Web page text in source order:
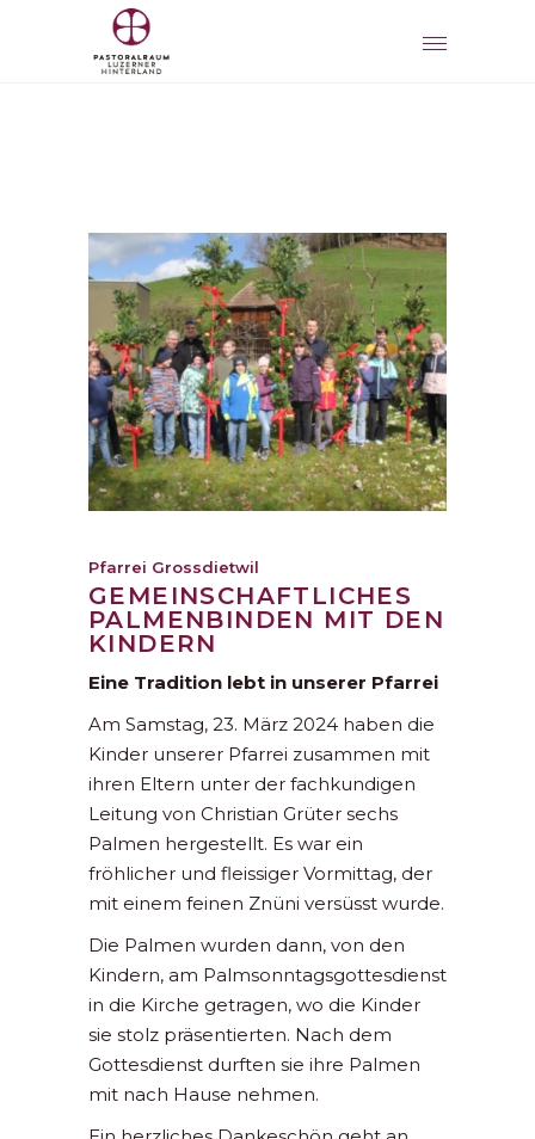
Pfarrei Grossdietwil
GEMEINSCHAFTLICHES
PALMENBINDEN MIT DEN
KINDERN
Eine Tradition lebt in unserer Pfarrei
Am Samstag, 23. März 2024 haben die
Kinder unserer Pfarrei zusammen mit
ihren Eltern unter der fachkundigen
Leitung von Christian Grüter sechs
Palmen hergestellt. Es war ein
fröhlicher und fleissiger Vormittag, der
mit einem feinen Znüni versüsst wurde.
Die Palmen wurden dann, von den
Kindern, am Palmsonntagsgottesdienst
in die Kirche getragen, wo die Kinder
sie stolz präsentierten. Nach dem
Gottesdienst durften sie ihre Palmen
mit nach Hause nehmen.